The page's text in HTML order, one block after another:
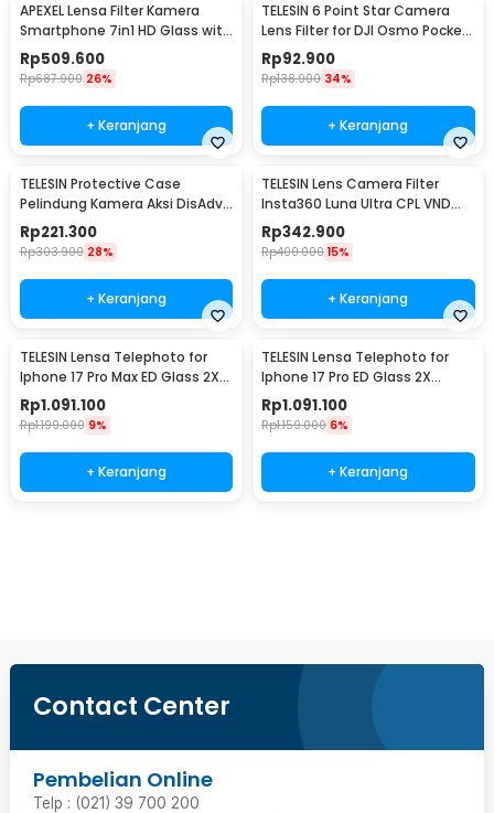
APEXEL Lensa Filter Kamera
Smartphone 7in1 HD Glass with
Clip 58mm - APL-58STAR
Rp509.600
Rp687.900 26%
+ Keranjang
TELESIN 6 Point Star Camera
Lens Filter for DJI Osmo Pocket
3/4 - S5-FLT-51-TDJ
Rp92.900
Rp138.900 34%
+ Keranjang
TELESIN Protective Case
Pelindung Kamera Aksi DisAdv
DJI Osmo Pocket 4 - S6-FMS-
29BK-TDJ
Rp221.300
Rp303.900 28%
+ Keranjang
TELESIN Lens Camera Filter
Insta360 Luna Ultra CPL VND
Diffusion 1/4 - S5-FLT-85-TIS
Rp342.900
Rp400.000 15%
+ Keranjang
TELESIN Lensa Telephoto for
Iphone 17 Pro Max ED Glass 2X
200mm - P5-FLT-015-TIP
Rp1.091.100
Rp1.199.000 9%
+ Keranjang
TELESIN Lensa Telephoto for
Iphone 17 Pro ED Glass 2X
200mm - P5-FLT-014-TIP
Rp1.091.100
Rp1.159.000 6%
+ Keranjang
Contact Center
Pembelian Online
Telp : (021) 39 700 200